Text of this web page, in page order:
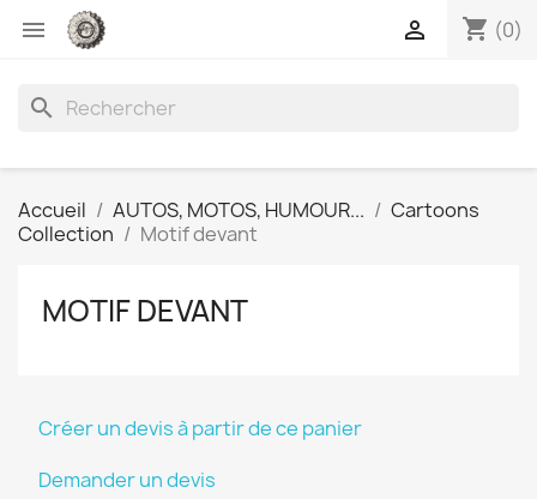
 shopping_cart (0)

search
Accueil AUTOS, MOTOS, HUMOUR...
Cartoons
Collection
Motif devant
MOTIF DEVANT
Créer un devis à partir de ce panier
Demander un devis